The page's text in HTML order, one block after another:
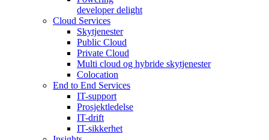
developer delight
Cloud Services
Skytjenester
Public Cloud
Private Cloud
Multi cloud og hybride skytjenester
Colocation
End to End Services
IT-support
Prosjektledelse
IT-drift
IT-sikkerhet